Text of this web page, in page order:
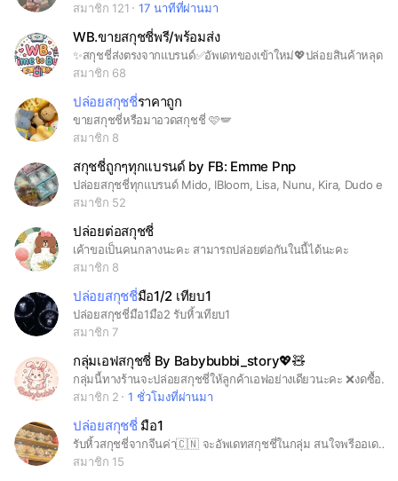
สมาชิก 121
17 นาทีที่ผ่านมา
WB.ขายสกุชชี่พรี/พร้อมส่ง
✨สกุชชี่ส่งตรงจากแบรนด์✅อัพเดทของเข้าใหม่💖ปล่อยสินค้าหลุดจอง/พร้อมส่ง‼️เน้นราคาไม่สร้างบ้าน
สมาชิก 68
ปล่อยสกุชชี่ราคาถูก
ขายสกุชชี่หรือมาอวดสกุชชี่ 🩷🪽
สมาชิก 8
สกุชชี่ถูกๆทุกแบรนด์ by FB: Emme Pnp
สมาชิก 52
ปล่อยต่อสกุชชี่
เค้าขอเป็นคนกลางนะคะ สามารถปล่อยต่อกันในนี้ได้นะคะ
สมาชิก 8
ปล่อยสกุชชี่มือ1/2 เทียบ1
ปล่อยสกุชชี่มือ1มือ2 รับหิ้วเทียบ1
สมาชิก 7
กลุ่มเอฟสกุชชี่ By Babybubbi_story💖🧸
กลุ่มนี้ทางร้านจะปล่อยสกุชชี่ให้ลูกค้าเอฟอย่างเดียวนะคะ ❌งดซื้อขายภายในกลุ่ม❌
สมาชิก 2
1 ชั่วโมงที่ผ่านมา
ปล่อยสกุชชี่มือ1
รับหิ้วสกุชชี่จากจีนค่า🇨🇳 จะอัพเดทสกุชชี่ในกลุ่ม สนใจพรีออเดอร์คอนเม้นใต้รูปได้เลยนะคะ!💖
สมาชิก 15